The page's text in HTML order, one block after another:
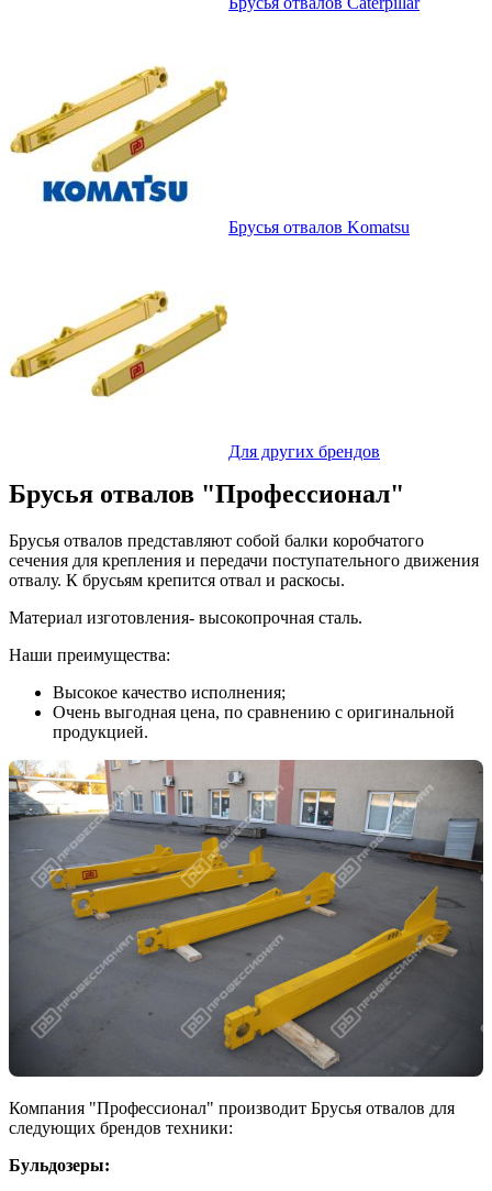
Брусья отвалов Komatsu
Для других брендов
Брусья отвалов "Профессионал"
Брусья отвалов представляют собой балки коробчатого
сечения для крепления и передачи поступательного движения
отвалу. К брусьям крепится отвал и раскосы.
Материал изготовления- высокопрочная сталь.
Наши преимущества:
Высокое качество исполнения;
Очень выгодная цена, по сравнению с оригинальной
продукцией.
Компания "Профессионал" производит Брусья отвалов для
следующих брендов техники:
Бульдозеры: